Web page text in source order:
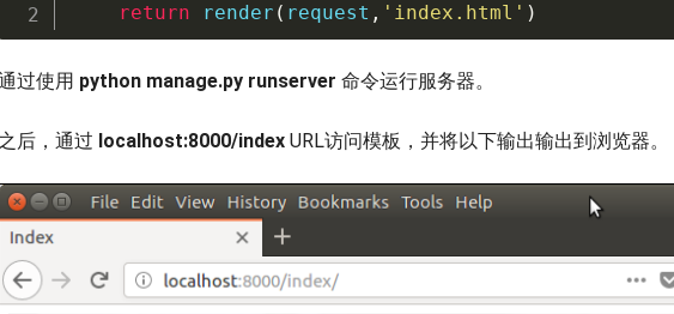
return render ( request , 'index.html' )
过使用 python manage.py runserver 命令运行服务器。
之后，通过 localhost:8000/index URL访问模板，并将以下输出输出到浏览器。